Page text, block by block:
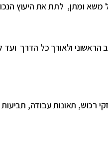
משא ומתן, לתת את היעוץ
הראשוני ולאורך כל הדרך
רכוש, תאונות עבודה, תביעות